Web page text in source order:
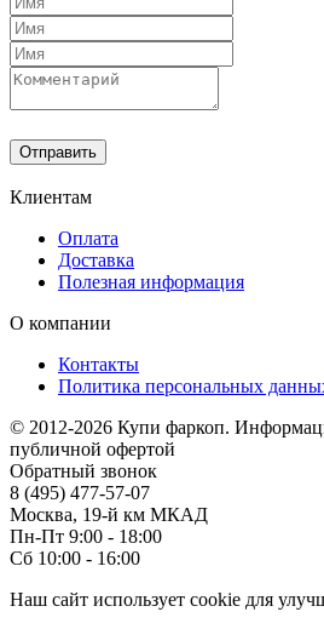
Отправить
Клиентам
Оплата
Доставка
Полезная информация
О компании
Контакты
Политика персональных
© 2012-2026 Купи фаркоп.
публичной офертой
Обратный звонок
8 (495) 477-57-07
Москва, 19-й км МКАД
Пн-Пт 9:00 - 18:00
Сб 10:00 - 16:00
Наш сайт использует cookie для